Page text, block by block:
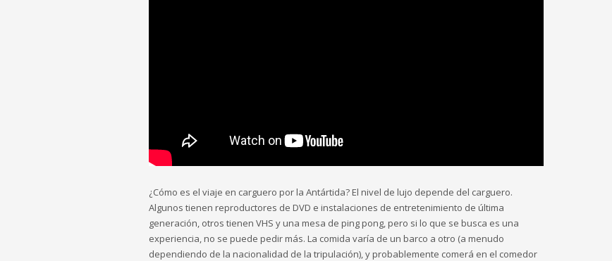
¿Cómo es el viaje en carguero por la Antártida? El nivel de lujo depende del carguero.
Algunos tienen reproductores de DVD e instalaciones de entretenimiento de última
generación, otros tienen VHS y una mesa de ping pong, pero si lo que se busca es una
experiencia, no se puede pedir más. La comida varía de un barco a otro (a menudo
dependiendo de la nacionalidad de la tripulación), y probablemente comerá en el comedor